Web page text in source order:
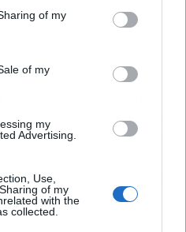
of my
of my
my
Advertising.
Use,
of my
with the
collected.
de excavaciones o
fuga de agua en una
verdadero desafío que
deben superar. Esto
el acompañamiento de
cuenta con un
en encontrar
de agua sin daños